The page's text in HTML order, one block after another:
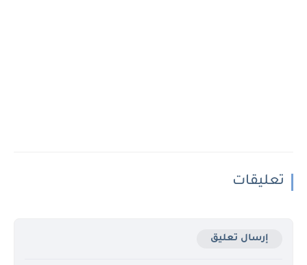
تعليقات
إرسال تعليق